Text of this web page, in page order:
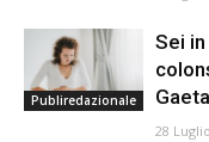
Publiredazionale
Sei
28